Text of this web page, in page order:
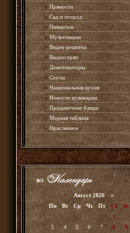
» Пряности
» Сад и огород
» Пикничок
» Мультиварка
» Видео рецепты
» Видеостряп
» Демотиваторы
» Соусы
» Национальная кухня
» Новости кулинарии
» Праздничные блюда
» Мерная таблица
» Присланное
« Август 2026 »
Пн
Вт Ср Чт Пт Сб
Вс
1
2
3
4 5 6 7 8
9